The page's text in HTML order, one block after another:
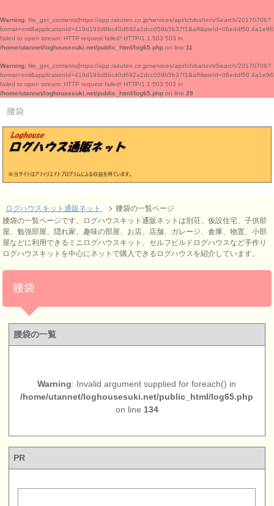
Warning: file_get_contents(https://app.rakuten.co.jp/services/api/IchibaItem/Search/20170706?
failed to open stream: HTTP request failed! HTTP/1.1 503 503 in
/home/utannet/loghousesuki.net/public_html/log65.php on line 11
Warning: file_get_contents(https://app.rakuten.co.jp/services/api/IchibaItem/Search/20170706?
failed to open stream: HTTP request failed! HTTP/1.1 503 503 in
/home/utannet/loghousesuki.net/public_html/log65.php on line 29
腰袋
ログハウスキット通販ネット
腰袋の一覧ページ
腰袋の一覧ページです。ログハウスキット通販ネットは別荘、仮設住宅、子供部
屋、勉強部屋、隠れ家、趣味の部屋、お店、店舗、ガレージ、倉庫、物置、小部
屋などに利用できるミニログハウスキット、セルフビルドログハウスなど手作り
ログハウスキットを中心にネットで購入できるログハウスを紹介しています。
腰袋
腰袋の一覧
Warning: Invalid argument supplied for foreach() in
/home/utannet/loghousesuki.net/public_html/log65.php
on line 134
PR